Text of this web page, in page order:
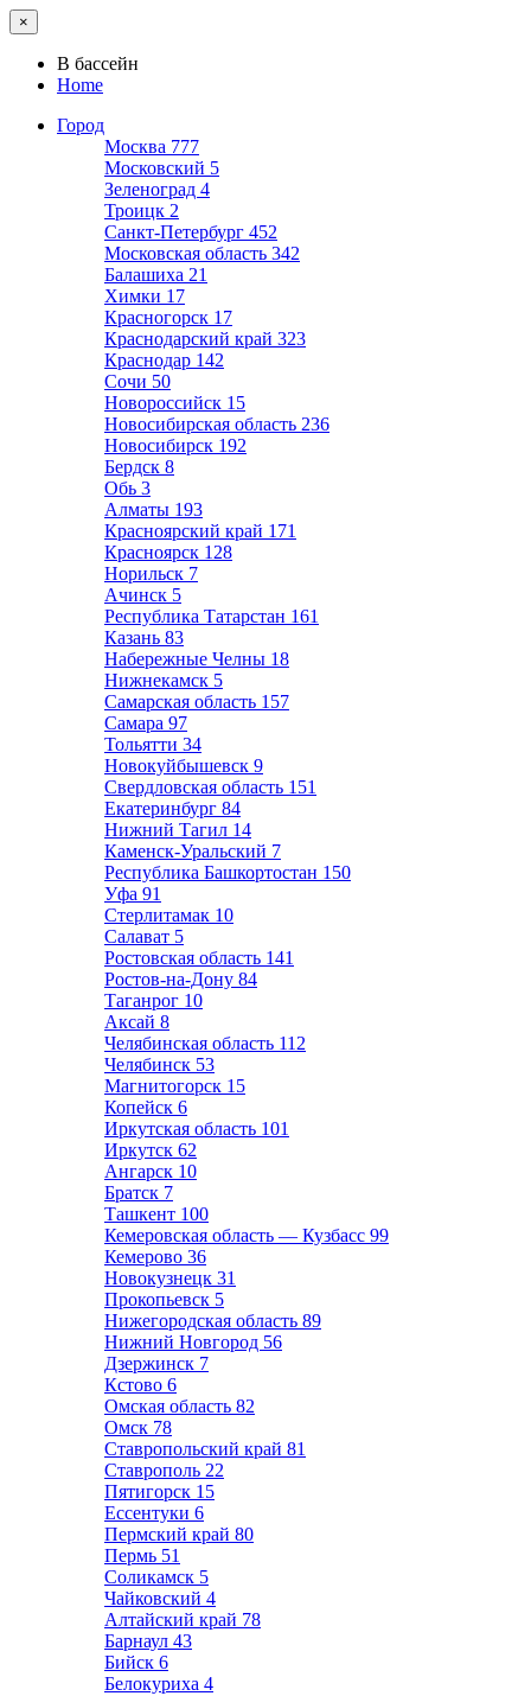
×
В бассейн
Home
Город
Москва 777
Московский 5
Зеленоград 4
Троицк 2
Санкт-Петербург 452
Московская область 342
Балашиха 21
Химки 17
Красногорск 17
Краснодарский край 323
Краснодар 142
Сочи 50
Новороссийск 15
Новосибирская область 236
Новосибирск 192
Бердск 8
Обь 3
Алматы 193
Красноярский край 171
Красноярск 128
Норильск 7
Ачинск 5
Республика Татарстан 161
Казань 83
Набережные Челны 18
Нижнекамск 5
Самарская область 157
Самара 97
Тольятти 34
Новокуйбышевск 9
Свердловская область 151
Екатеринбург 84
Нижний Тагил 14
Каменск-Уральский 7
Республика Башкортостан 150
Уфа 91
Стерлитамак 10
Салават 5
Ростовская область 141
Ростов-на-Дону 84
Таганрог 10
Аксай 8
Челябинская область 112
Челябинск 53
Магнитогорск 15
Копейск 6
Иркутская область 101
Иркутск 62
Ангарск 10
Братск 7
Ташкент 100
Кемеровская область — Кузбасс 99
Кемерово 36
Новокузнецк 31
Прокопьевск 5
Нижегородская область 89
Нижний Новгород 56
Дзержинск 7
Кстово 6
Омская область 82
Омск 78
Ставропольский край 81
Ставрополь 22
Пятигорск 15
Ессентуки 6
Пермский край 80
Пермь 51
Соликамск 5
Чайковский 4
Алтайский край 78
Барнаул 43
Бийск 6
Белокуриха 4